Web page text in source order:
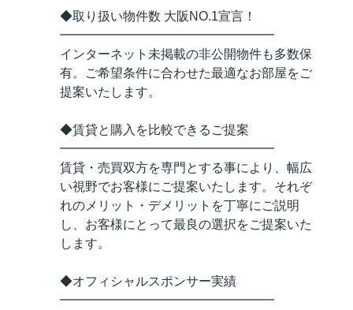
◆取り扱い物件数 大阪NO.1宣言！
━━━━━━━━━━━━━━━━━
インターネット未掲載の非公開物件も多数保
有。ご希望条件に合わせた最適なお部屋をご
提案いたします。
◆賃貸と購入を比較できるご提案
━━━━━━━━━━━━━━━━━
賃貸・売買双方を専門とする事により、幅広
い視野でお客様にご提案いたします。それぞ
れのメリット・デメリットを丁寧にご説明
し、お客様にとって最良の選択をご提案いた
します。
◆オフィシャルスポンサー実績
━━━━━━━━━━━━━━━━━